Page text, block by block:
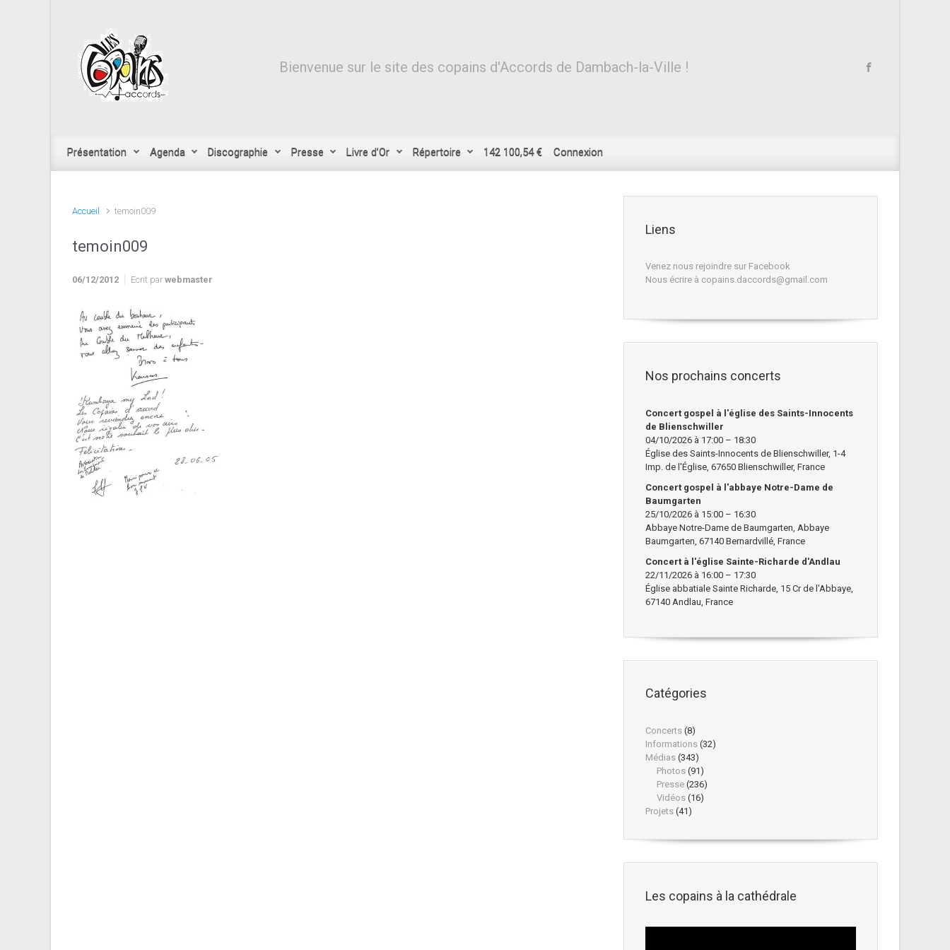
Bienvenue sur le site des copains d'Accords de Dambach-la-Ville !
Présentation Agenda Discographie Presse Livre d’Or Répertoire 142 100,54 € Connexion
Accueil temoin009
temoin009
06/12/2012 Ecrit par webmaster
Liens
Venez nous rejoindre sur Facebook
Nous écrire à copains.daccords@gmail.com
Nos prochains concerts
Concert gospel à l'église des Saints-Innocents
de Blienschwiller
04/10/2026 à 17:00 – 18:30
Église des Saints-Innocents de Blienschwiller, 1-4
Imp. de l'Église, 67650 Blienschwiller, France
Concert gospel à l'abbaye Notre-Dame de
Baumgarten
25/10/2026 à 15:00 – 16:30
Abbaye Notre-Dame de Baumgarten, Abbaye
Baumgarten, 67140 Bernardvillé, France
Concert à l'église Sainte-Richarde d'Andlau
22/11/2026 à 16:00 – 17:30
Église abbatiale Sainte Richarde, 15 Cr de l'Abbaye,
67140 Andlau, France
Catégories
Concerts (8)
Informations (32)
Médias (343)
Photos (91)
Presse (236)
Vidéos (16)
Projets (41)
Les copains à la cathédrale